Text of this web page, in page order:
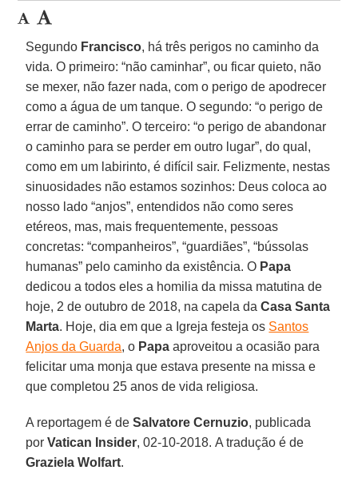
Segundo Francisco, há três perigos no caminho da
vida. O primeiro: “não caminhar”, ou ficar quieto, não
se mexer, não fazer nada, com o perigo de apodrecer
como a água de um tanque. O segundo: “o perigo de
errar de caminho”. O terceiro: “o perigo de abandonar
o caminho para se perder em outro lugar”, do qual,
como em um labirinto, é difícil sair. Felizmente, nestas
sinuosidades não estamos sozinhos: Deus coloca ao
nosso lado “anjos”, entendidos não como seres
etéreos, mas, mais frequentemente, pessoas
concretas: “companheiros”, “guardiães”, “bússolas
humanas” pelo caminho da existência. O Papa
dedicou a todos eles a homilia da missa matutina de
hoje, 2 de outubro de 2018, na capela daCasa Santa
Marta. Hoje, dia em que a Igreja festeja os Santos
Anjos da Guarda, o Papa aproveitou a ocasião para
felicitar uma monja que estava presente na missa e
que completou 25 anos de vida religiosa.
A reportagem é deSalvatore Cernuzio, publicada
porVatican Insider, 02-10-2018. A tradução é de
Graziela Wolfart.